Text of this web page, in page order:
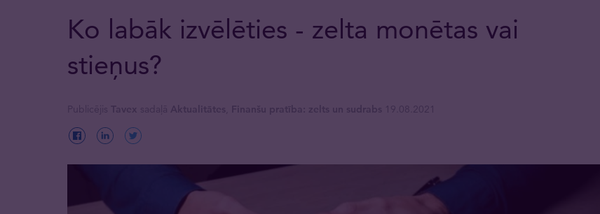
Ko labāk izvēlēties - zelta monētas vai
stieņus?